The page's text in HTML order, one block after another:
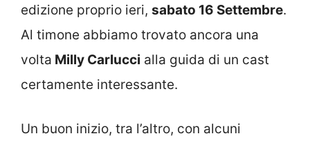
edizione proprio ieri, sabato 16 Settembre.
Al timone abbiamo trovato ancora una
volta Milly Carlucci alla guida di un cast
certamente interessante.
Un buon inizio, tra l’altro, con alcuni